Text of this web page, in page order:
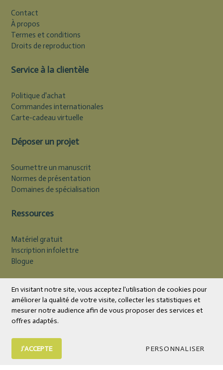
Contact
À propos
Termes et conditions
Droits de reproduction
Service à la clientèle
Politique d'achat
Commandes internationales
Carte-cadeau virtuelle
Déposer un projet
Soumettre un manuscrit
Normes de présentation
Domaines de spécialisation
Ressources
Matériel gratuit
Inscription infolettre
Blogue
© 2026 Éditions Midi Trente | Livres et outils psychoéducatifs
En visitant notre site, vous acceptez l'utilisation de cookies pour
améliorer la qualité de votre visite, collecter les statistiques et
mesurer notre audience afin de vous proposer des services et
offres adaptés.
J'ACCEPTE PERSONNALISER